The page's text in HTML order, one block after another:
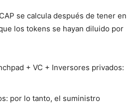
se calcula después de tener en
los tokens se hayan diluido por
+ VC + Inversores privados:
por lo tanto, el suministro